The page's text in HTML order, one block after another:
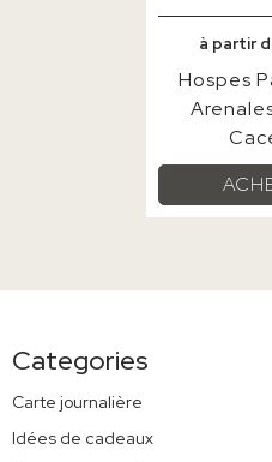
à partir
Hospes
Categories
Carte journalière
Idées de cadeaux